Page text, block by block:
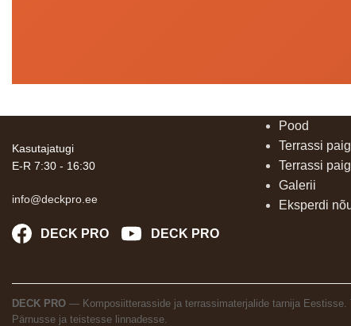
Kasutajatugi
E-R 7:30 - 16:30
info@deckpro.ee
DECK PRO DECK PRO
Pood
Terrassi
Terrassi
Galerii
Eksperdi
DECK PRO — Komposiitterasside ja terrassimaterjalide tarnija Eestisse.
Pärnusse ja teistesse linnadesse.